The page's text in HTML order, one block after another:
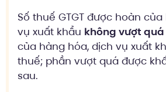
Số thuế GTGT được hoàn
vụ xuất khẩu không vượt quá
của hàng hóa, dịch vụ xuất
thuế; phần vượt quá được
sau.